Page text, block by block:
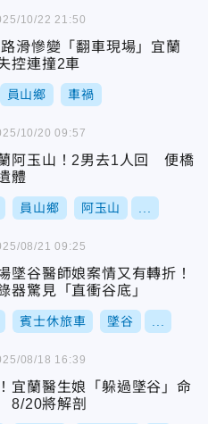
滑慘變「翻車現場」宜蘭
控連撞2車
員山鄉 車禍
10/22 21:50
阿玉山！2男去1人回 便橋
體
員山鄉 阿玉山
10/20 09:57
墜谷醫師娘案情又有轉折！
器驚見「直衝谷底」
賓士休旅車 墜谷
08/21 09:25
宜蘭醫生娘「躲過墜谷」命
8/20將解剖
08/18 16:39